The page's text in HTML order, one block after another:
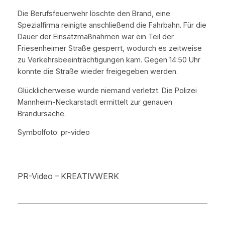
Die Berufsfeuerwehr löschte den Brand, eine
Spezialfirma reinigte anschließend die Fahrbahn. Für die
Dauer der Einsatzmaßnahmen war ein Teil der
Friesenheimer Straße gesperrt, wodurch es zeitweise
zu Verkehrsbeeinträchtigungen kam. Gegen 14:50 Uhr
konnte die Straße wieder freigegeben werden.
Glücklicherweise wurde niemand verletzt. Die Polizei
Mannheim-Neckarstadt ermittelt zur genauen
Brandursache.
Symbolfoto: pr-video
PR-Video – KREATIVWERK